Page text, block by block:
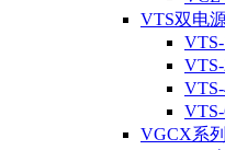
VTS双电
VGCX系